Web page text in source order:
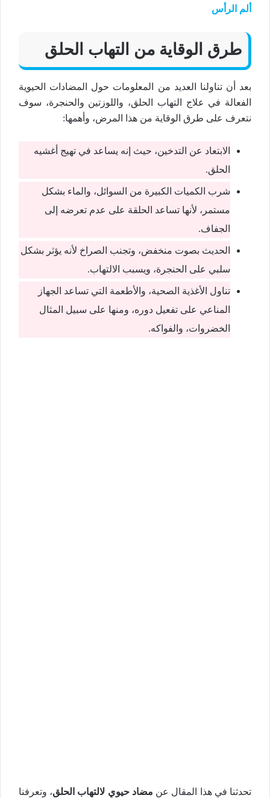
ألم الرأس
طرق الوقاية من التهاب الحلق
بعد أن تناولنا العديد من المعلومات حول المضادات الحيوية
الفعالة في علاج التهاب الحلق، واللوزتين والحنجرة، سوف
نتعرف على طرق الوقاية من هذا المرض، وأهمها:
الابتعاد عن التدخين، حيث إنه يساعد في تهيج أغشيه
الحلق.
شرب الكميات الكبيرة من السوائل، والماء بشكل
مستمر، لأنها تساعد الحلقة على عدم تعرضه إلى
الجفاف.
الحديث بصوت منخفض، وتجنب الصراخ لأنه يؤثر بشكل
سلبي على الحنجرة، ويسبب الالتهاب.
تناول الأغذية الصحية، والأطعمة التي تساعد الجهاز
المناعي على تفعيل دوره، ومنها على سبيل المثال
الخضروات، والفواكه.
تحدثنا في هذا المقال عن مضاد حيوي لالتهاب الحلق، وتعرفنا